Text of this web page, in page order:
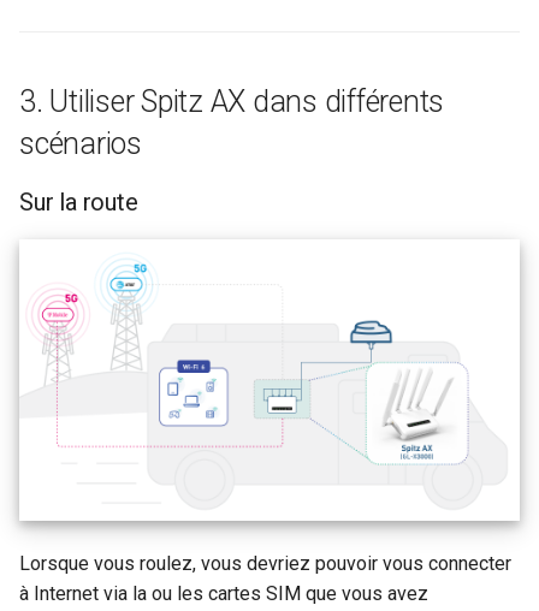
3. Utiliser Spitz AX dans différents
scénarios
Sur la route
Lorsque vous roulez, vous devriez pouvoir vous connecter
à Internet via la ou les cartes SIM que vous avez